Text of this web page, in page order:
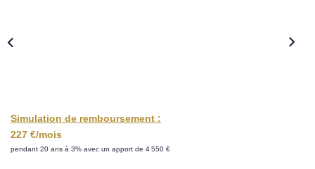
LOUER
Simulation de remboursement :
227 €/mois
pendant 20 ans à 3% avec un apport de 4 550 €